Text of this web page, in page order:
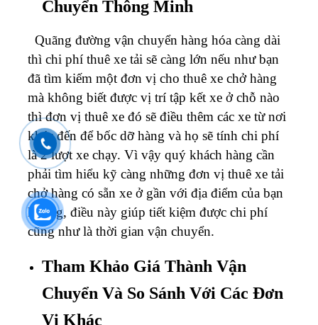
Chuyển Thông Minh
Quãng đường vận chuyển hàng hóa càng dài
thì chi phí thuê xe tải sẽ càng lớn nếu như bạn
đã tìm kiếm một đơn vị cho thuê xe chở hàng
mà không biết được vị trí tập kết xe ở chỗ nào
thì đơn vị thuê xe đó sẽ điều thêm các xe từ nơi
khác đến để bốc dỡ hàng và họ sẽ tính chi phí
là 2 lượt xe chạy. Vì vậy quý khách hàng cần
phải tìm hiểu kỹ càng những đơn vị thuê xe tải
chở hàng có sẵn xe ở gần với địa điểm của bạn
không, điều này giúp tiết kiệm được chi phí
cũng như là thời gian vận chuyển.
Tham Khảo Giá Thành Vận
Chuyển Và So Sánh Với Các Đơn
Vị Khác